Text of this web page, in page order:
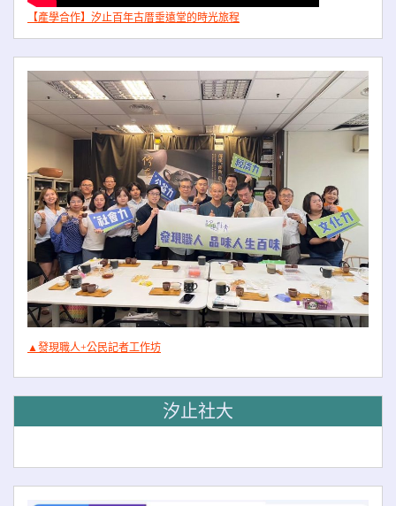
【產學合作】汐止百年古厝垂遠堂的時光旅程
▲發現職人+公民記者工作坊
汐止社大